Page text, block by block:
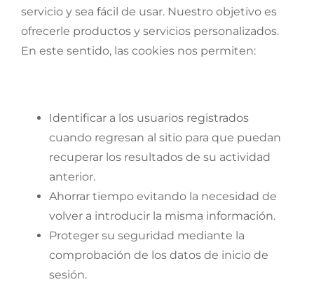
servicio y sea fácil de usar. Nuestro objetivo es
ofrecerle productos y servicios personalizados.
En este sentido, las cookies nos permiten:
Identificar a los usuarios registrados
cuando regresan al sitio para que puedan
recuperar los resultados de su actividad
anterior.
Ahorrar tiempo evitando la necesidad de
volver a introducir la misma información.
Proteger su seguridad mediante la
comprobación de los datos de inicio de
sesión.